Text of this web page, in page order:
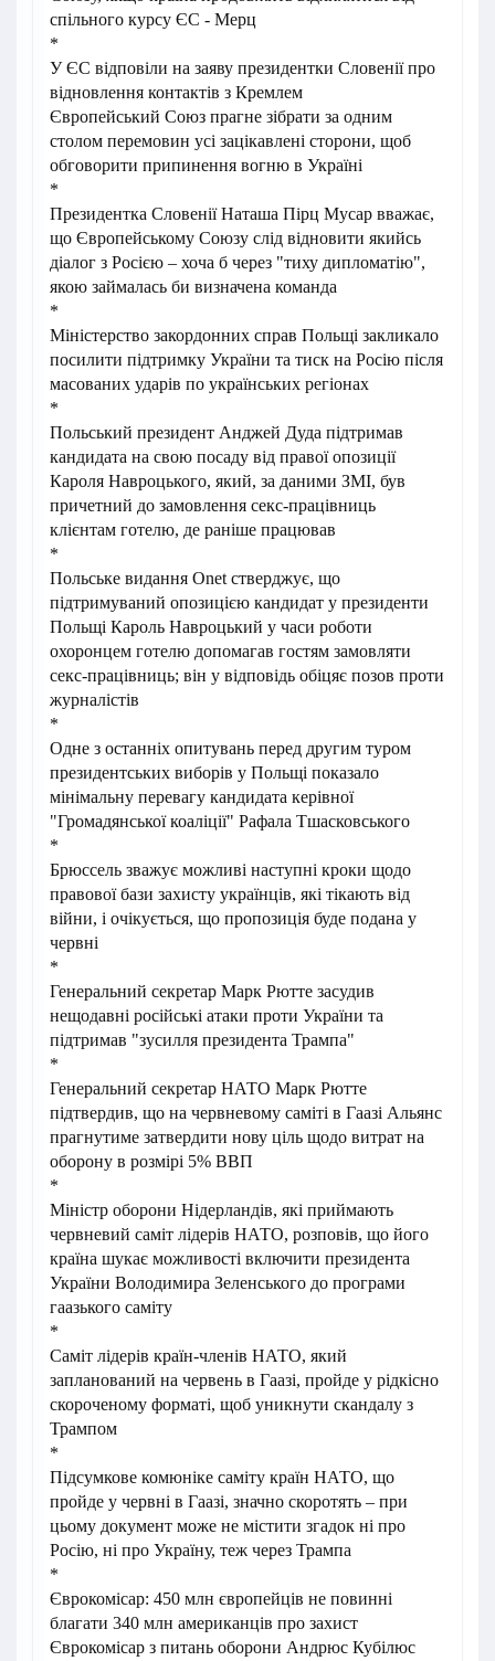
спільного курсу ЄС - Мерц
*
У ЄС відповіли на заяву президентки Словенії про
відновлення контактів з Кремлем
Європейський Союз прагне зібрати за одним
столом перемовин усі зацікавлені сторони, щоб
обговорити припинення вогню в Україні
*
Президентка Словенії Наташа Пірц Мусар вважає,
що Європейському Союзу слід відновити якийсь
діалог з Росією – хоча б через "тиху дипломатію",
якою займалась би визначена команда
*
Міністерство закордонних справ Польщі закликало
посилити підтримку України та тиск на Росію після
масованих ударів по українських регіонах
*
Польський президент Анджей Дуда підтримав
кандидата на свою посаду від правої опозиції
Кароля Навроцького, який, за даними ЗМІ, був
причетний до замовлення секс-працівниць
клієнтам готелю, де раніше працював
*
Польське видання Onet стверджує, що
підтримуваний опозицією кандидат у президенти
Польщі Кароль Навроцький у часи роботи
охоронцем готелю допомагав гостям замовляти
секс-працівниць; він у відповідь обіцяє позов проти
журналістів
*
Одне з останніх опитувань перед другим туром
президентських виборів у Польщі показало
мінімальну перевагу кандидата керівної
"Громадянської коаліції" Рафала Тшасковського
*
Брюссель зважує можливі наступні кроки щодо
правової бази захисту українців, які тікають від
війни, і очікується, що пропозиція буде подана у
червні
*
Генеральний секретар Марк Рютте засудив
нещодавні російські атаки проти України та
підтримав "зусилля президента Трампа"
*
Генеральний секретар НАТО Марк Рютте
підтвердив, що на червневому саміті в Гаазі Альянс
прагнутиме затвердити нову ціль щодо витрат на
оборону в розмірі 5% ВВП
*
Міністр оборони Нідерландів, які приймають
червневий саміт лідерів НАТО, розповів, що його
країна шукає можливості включити президента
України Володимира Зеленського до програми
гаазького саміту
*
Саміт лідерів країн-членів НАТО, який
запланований на червень в Гаазі, пройде у рідкісно
скороченому форматі, щоб уникнути скандалу з
Трампом
*
Підсумкове комюніке саміту країн НАТО, що
пройде у червні в Гаазі, значно скоротять – при
цьому документ може не містити згадок ні про
Росію, ні про Україну, теж через Трампа
*
Єврокомісар: 450 млн європейців не повинні
благати 340 млн американців про захист
Єврокомісар з питань оборони Андрюс Кубілюс